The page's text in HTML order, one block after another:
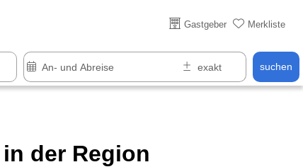
Gastgeber Merkliste
suchen
Über 25 Jahre online
der Region